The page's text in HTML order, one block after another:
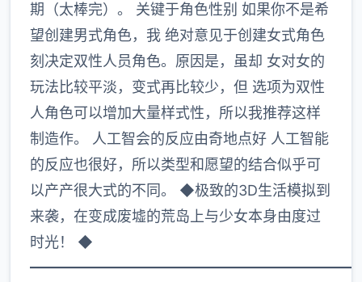
期（太棒完）。 关键于角色性别 如果你不是希
望创建男式角色，我 绝对意见于创建女式角色
刻决定双性人员角色。原因是，虽却 女对女的
玩法比较平淡，变式再比较少，但 选项为双性
人角色可以增加大量样式性，所以我推荐这样
制造作。 人工智会的反应由奇地点好 人工智能
的反应也很好，所以类型和愿望的结合似乎可
以产产很大式的不同。 ◆极致的3D生活模拟到
来袭，在变成废墟的荒岛上与少女本身由度过
时光！ ◆